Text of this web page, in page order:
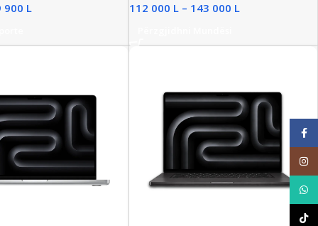
900 L
112 000 L – 143 000 L